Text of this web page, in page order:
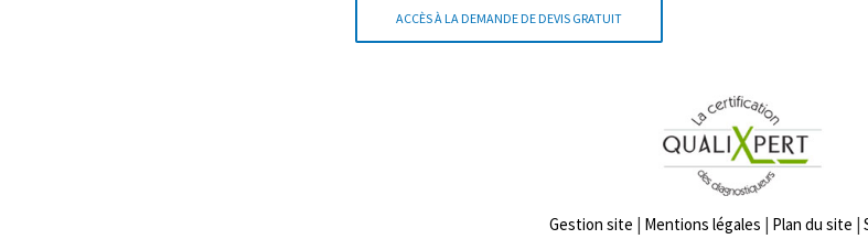
ACCÈS À LA DEMANDE DE DEVIS GRATUIT
Gestion site | Mentions légales | Plan du site |